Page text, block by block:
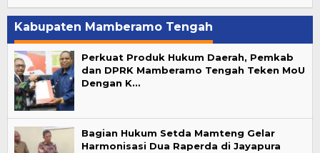
Kabupaten Mamberamo Tengah
Perkuat Produk Hukum Daerah, Pemkab
dan DPRK Mamberamo Tengah Teken MoU
Dengan K…
Bagian Hukum Setda Mamteng Gelar
Harmonisasi Dua Raperda di Jayapura